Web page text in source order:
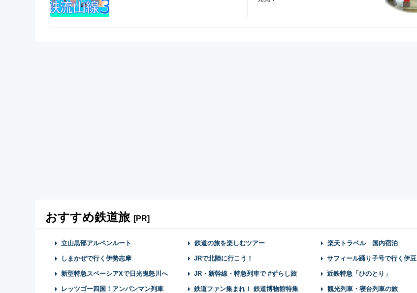
おすすめ鉄道旅 [PR]
立山黒部アルペンルート 鉄道の旅を楽しむツアー 楽天トラベル 国内宿泊
しまかぜで行く伊勢志摩 JRで北陸に行こう！ サフィール踊り子号で行く伊豆
新型特急スペーシアXで日光鬼怒川へ JR・新幹線・特急列車で #ずらし旅 近鉄特急「ひのとり」
レッツゴー四国！アンパンマン列車 鉄道ファン集まれ！ 鉄道博物館特集 観光列車・寝台列車の旅